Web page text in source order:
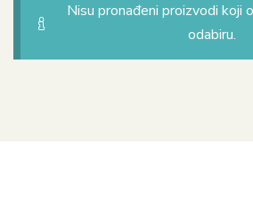
Nisu pronađeni proizvodi koji
odabiru.